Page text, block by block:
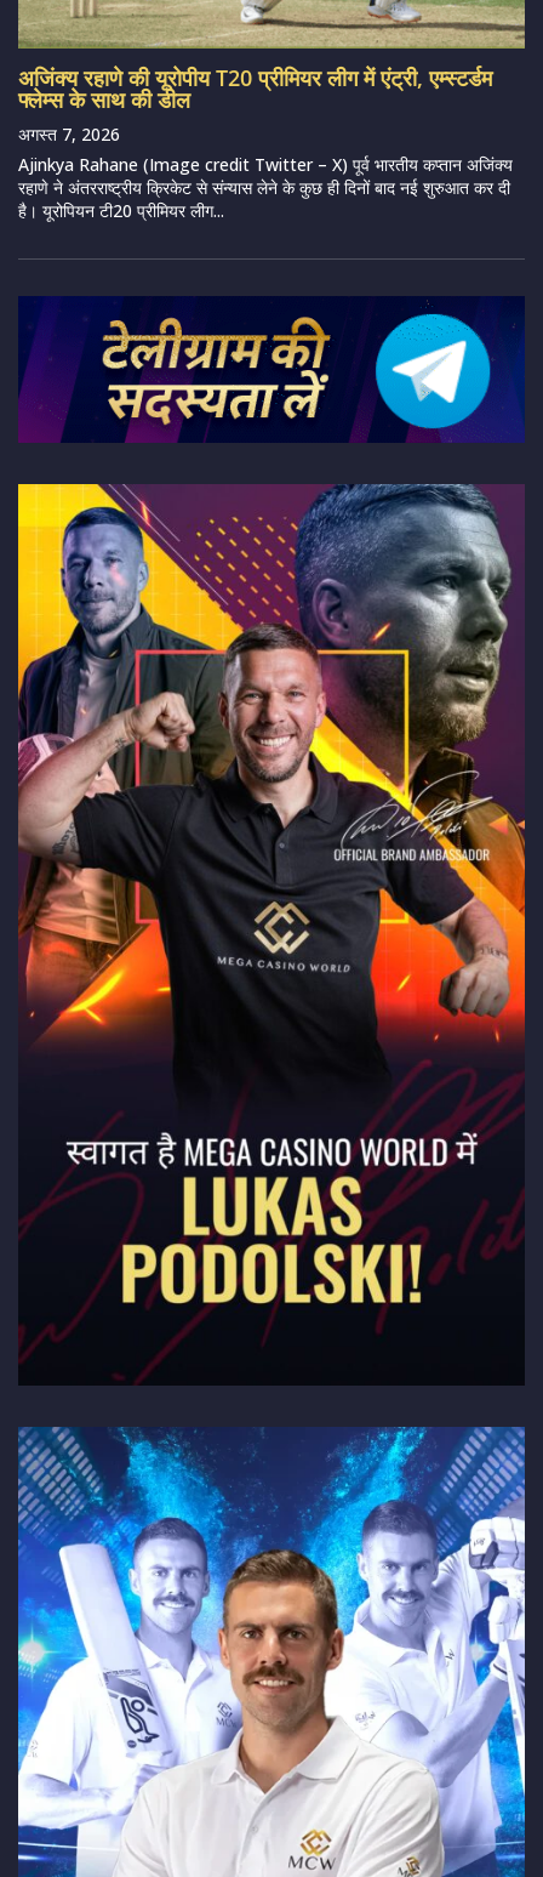
अजिंक्य रहाणे की यूरोपीय T20 प्रीमियर लीग में एंट्री, एम्स्टर्डम
फ्लेम्स के साथ की डील
अगस्त 7, 2026
Ajinkya Rahane (Image credit Twitter – X) पूर्व भारतीय कप्तान अजिंक्य
रहाणे ने अंतरराष्ट्रीय क्रिकेट से संन्यास लेने के कुछ ही दिनों बाद नई शुरुआत कर दी
है। यूरोपियन टी20 प्रीमियर लीग...